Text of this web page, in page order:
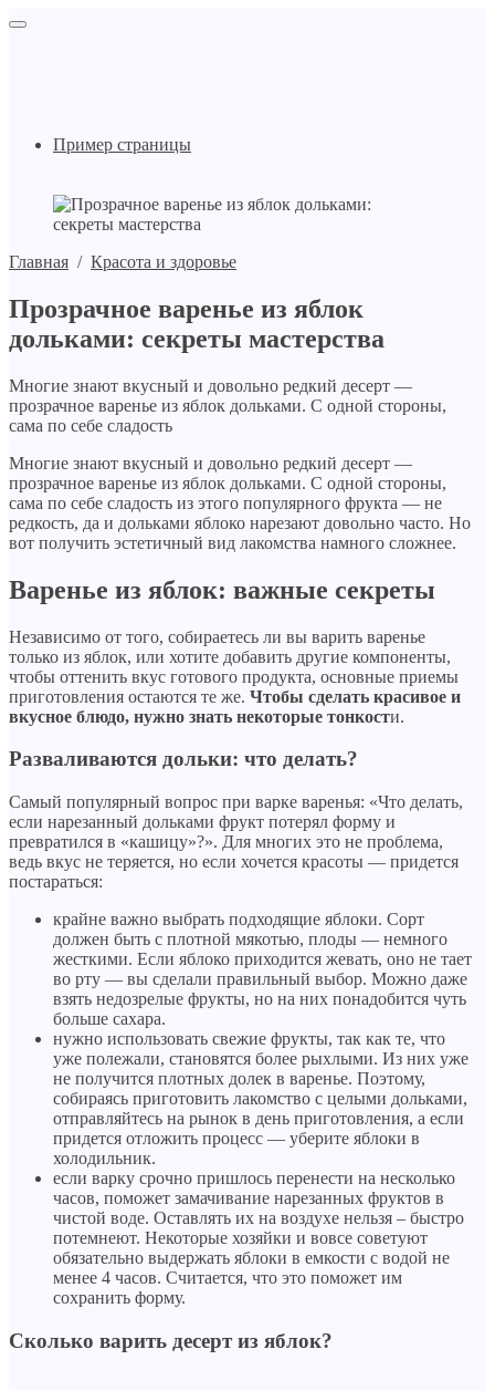
Пример страницы
Главная / Красота и здоровье
Прозрачное варенье из яблок
дольками: секреты мастерства
Многие знают вкусный и довольно редкий десерт —
прозрачное варенье из яблок дольками. С одной стороны,
сама по себе сладость
Многие знают вкусный и довольно редкий десерт —
прозрачное варенье из яблок дольками. С одной стороны,
сама по себе сладость из этого популярного фрукта — не
редкость, да и дольками яблоко нарезают довольно часто. Но
вот получить эстетичный вид лакомства намного сложнее.
Варенье из яблок: важные секреты
Независимо от того, собираетесь ли вы варить варенье
только из яблок, или хотите добавить другие компоненты,
чтобы оттенить вкус готового продукта, основные приемы
приготовления остаются те же. Чтобы сделать красивое и
вкусное блюдо, нужно знать некоторые тонкости.
Разваливаются дольки: что делать?
Самый популярный вопрос при варке варенья: «Что делать,
если нарезанный дольками фрукт потерял форму и
превратился в «кашицу»?». Для многих это не проблема,
ведь вкус не теряется, но если хочется красоты — придется
постараться:
крайне важно выбрать подходящие яблоки. Сорт
должен быть с плотной мякотью, плоды — немного
жесткими. Если яблоко приходится жевать, оно не тает
во рту — вы сделали правильный выбор. Можно даже
взять недозрелые фрукты, но на них понадобится чуть
больше сахара.
нужно использовать свежие фрукты, так как те, что
уже полежали, становятся более рыхлыми. Из них уже
не получится плотных долек в варенье. Поэтому,
собираясь приготовить лакомство с целыми дольками,
отправляйтесь на рынок в день приготовления, а если
придется отложить процесс — уберите яблоки в
холодильник.
если варку срочно пришлось перенести на несколько
часов, поможет замачивание нарезанных фруктов в
чистой воде. Оставлять их на воздухе нельзя – быстро
потемнеют. Некоторые хозяйки и вовсе советуют
обязательно выдержать яблоки в емкости с водой не
менее 4 часов. Считается, что это поможет им
сохранить форму.
Сколько варить десерт из яблок?